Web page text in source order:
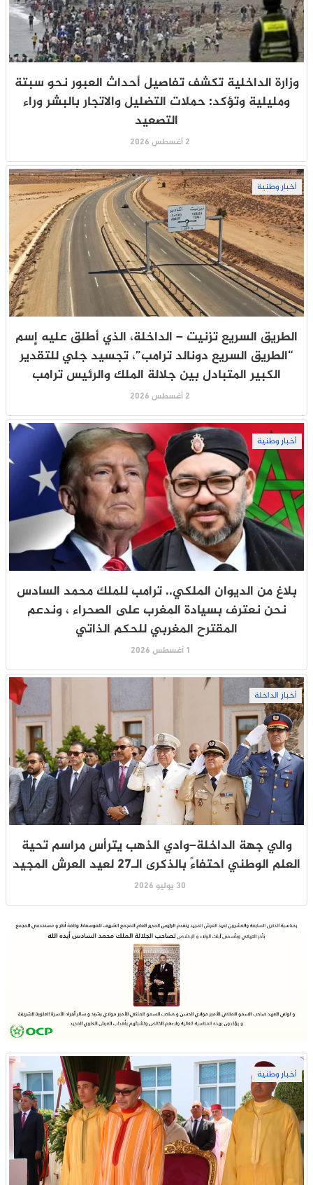
وزارة الداخلية تكشف تفاصيل أحداث العبور نحو سبتة
ومليلية وتؤكد: حملات التضليل والاتجار بالبشر وراء
التصعيد
2 أغسطس 2026
أخبار وطنية
الطريق السريع تزنيت – الداخلة، الذي أطلق عليه إسم
“الطريق السريع دونالد ترامب”، تجسيد جلي للتقدير
الكبير المتبادل بين جلالة الملك والرئيس ترامب
2 أغسطس 2026
أخبار وطنية
بلاغ من الديوان الملكي.. ترامب للملك محمد السادس
نحن نعترف بسيادة المغرب على الصحراء ، وندعم
المقترح المغربي للحكم الذاتي
1 أغسطس 2026
أخبار الداخلة
والي جهة الداخلة–وادي الذهب يترأس مراسم تحية
العلم الوطني احتفاءً بالذكرى الـ27 لعيد العرش المجيد
30 يوليو 2026
أخبار وطنية